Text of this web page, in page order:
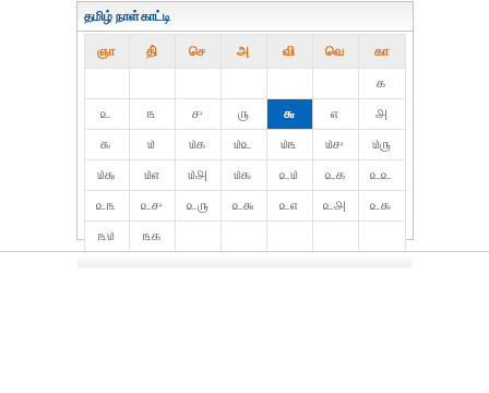
தமிழ் நாள்காட்டி
ஞா தி் செ அ வி வெ கா
௧
௨
௩ ௪ ௫ ௬ ௭
௮
௯
௰ ௰௧ ௰௨ ௰௩ ௰௪
௰௫
௰௬
௰௭ ௰௮ ௰௯ ௨௰ ௨௧
௨௨
௨௩
௨௪ ௨௫ ௨௬ ௨௭ ௨௮
௨௯
௩௰
௩௧